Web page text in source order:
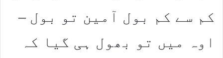
کم سے کم بول آمین تو بول –
اوہ میں تو بھول ہی گیا کہ